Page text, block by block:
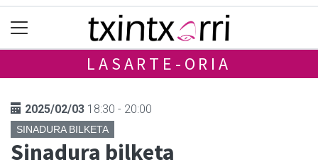
LASARTE-ORIA
2025/02/03 18:30 - 20:00
SINADURA BILKETA
Sinadura bilketa